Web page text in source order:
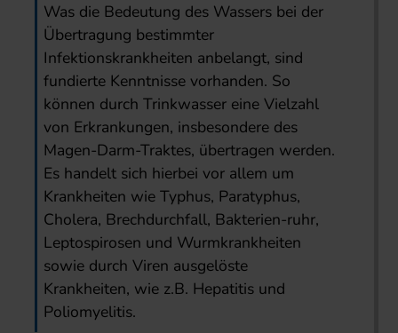
Was die Bedeutung des Wassers bei der
Übertragung bestimmter
Infektionskrankheiten anbelangt, sind
fundierte Kenntnisse vorhanden. So
können durch Trinkwasser eine Vielzahl
von Erkrankungen, insbesondere des
Magen-Darm-Traktes, übertragen werden.
Es handelt sich hierbei vor allem um
Krankheiten wie Typhus, Paratyphus,
Cholera, Brechdurchfall, Bakterien-ruhr,
Leptospirosen und Wurmkrankheiten
sowie durch Viren ausgelöste
Krankheiten, wie z.B. Hepatitis und
Poliomyelitis.